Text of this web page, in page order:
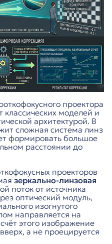
проектора
классических моделей и
архитектурой. В
сложная система линз
формировать большое
расстоянии до
проекторов
зеркально-линзовая
поток от источника
оптический модуль,
изогнутого
направляется на
этого изображение
а не проецируется